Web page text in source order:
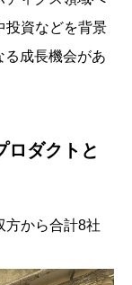
投資などを背景
る成長機会があ
ロダクトと
方から合計8社